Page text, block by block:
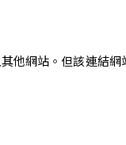
網站。但該連結